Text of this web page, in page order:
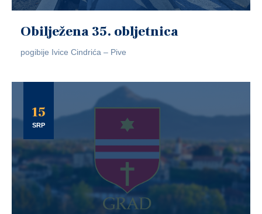
Obilježena 35. obljetnica
pogibije Ivice Cindrića – Pive
15
SRP